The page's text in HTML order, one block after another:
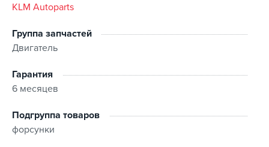
KLM Autoparts
Группа запчастей
Двигатель
Гарантия
6 месяцев
Подгруппа товаров
форсунки